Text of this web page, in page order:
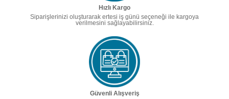
Hızlı Kargo
Siparişlerinizi oluşturarak ertesi iş günü seçeneği ile kargoya
verilmesini sağlayabilirsiniz.
Güvenli Alışveriş